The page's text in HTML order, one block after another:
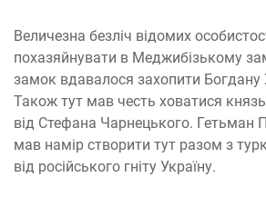
Величезна безліч відомих
похазяйнувати в Меджибізькому
замок вдавалося захопити
Також тут мав честь ховатися
від Стефана Чарнецького. Гетьман
мав намір створити тут разом з
від російського гніту Україну.